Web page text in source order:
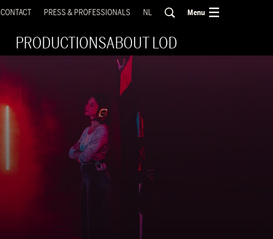
CONTACT PRESS & PROFESSIONALS NL
PRODUCTIONSABOUT LOD
Menu